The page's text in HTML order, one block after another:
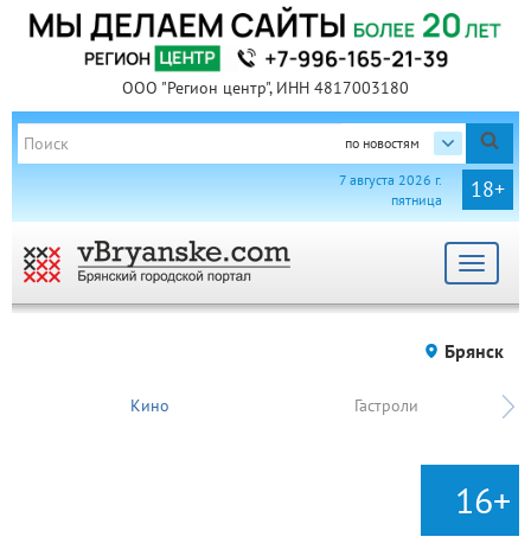
ООО "Регион центр", ИНН 4817003180
по новостям
18+
7 августа 2026 г.
пятница
Toggle
Брянск
Кино Гастроли
16+